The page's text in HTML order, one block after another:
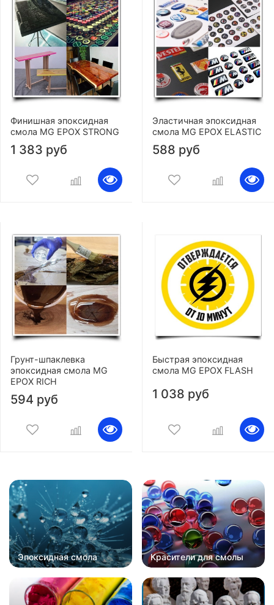
Финишная эпоксидная
смола MG EPOX STRONG
1 383 руб
Эластичная эпоксидная
смола MG EPOX ELASTIC
588 руб
Грунт-шпаклевка
эпоксидная смола MG
EPOX RICH
594 руб
Быстрая эпоксидная
смола MG EPOX FLASH
1 038 руб
Эпоксидная смола Красители для смолы